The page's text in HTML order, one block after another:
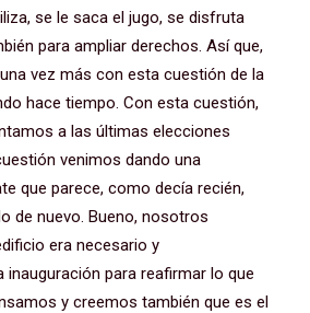
se le saca el jugo, se disfruta
para ampliar derechos. Así que,
vez más con esta cuestión de la
hace tiempo. Con esta cuestión,
a las últimas elecciones
venimos dando una
que parece, como decía recién,
de nuevo. Bueno, nosotros
era necesario y
para reafirmar lo que
y creemos también que es el